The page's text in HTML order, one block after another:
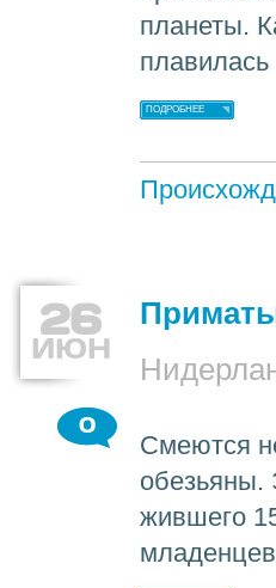
планеты.
ПОДРОБНЕЕ
26
ИЮН
0
Смеются
обезьяны.
жившего